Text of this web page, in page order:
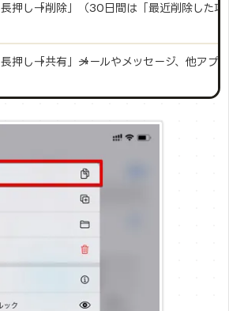
押し→「削除」（30日間は「最近削除した
押し→「共有」→メールやメッセージ、他アプ